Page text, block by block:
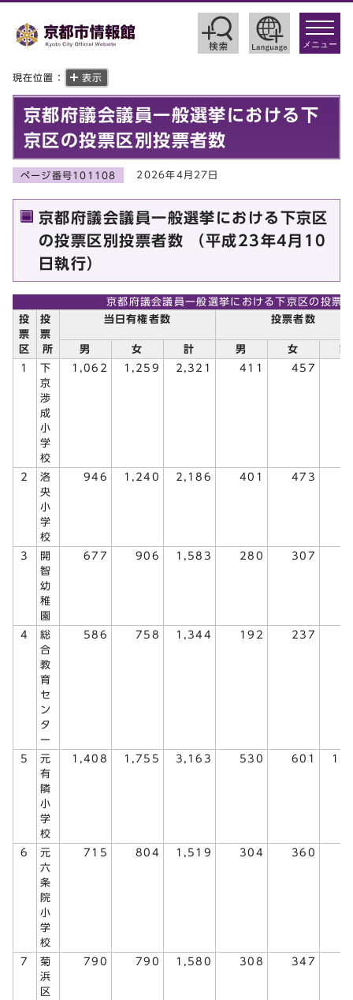
toggle
メニュー
現在位置： 表示
京都府議会議員一般選挙における下
京区の投票区別投票者数
ページ番号101108 2026年4月27日
京都府議会議員一般選挙における下京区
の投票区別投票者数 （平成23年4月10
日執行）
京都府議会議員一般選挙における下京区の投票
投
票
区
投
票
所
当日有権者数 投票者数
男 女 計 男 女
計
1
下
京
渉
成
小
学
校
1,062 1,259 2,321 411 457
2
洛
央
小
学
校
946 1,240 2,186 401 473
3
開
智
幼
稚
園
677 906 1,583 280 307
4
総
合
教
育
セ
ン
タ
ー
586 758 1,344 192 237
5
元
有
隣
小
学
校
1,408 1,755 3,163 530 601
6
元
六
条
院
小
学
校
715 804 1,519 304 360
7
菊
浜
区
790 790 1,580 308 347